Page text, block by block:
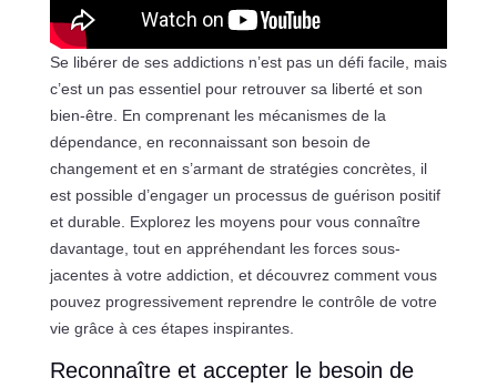
Se libérer de ses addictions n’est pas un défi facile, mais
c’est un pas essentiel pour retrouver sa liberté et son
bien-être. En comprenant les mécanismes de la
dépendance, en reconnaissant son besoin de
changement et en s’armant de stratégies concrètes, il
est possible d’engager un processus de guérison positif
et durable. Explorez les moyens pour vous connaître
davantage, tout en appréhendant les forces sous-
jacentes à votre addiction, et découvrez comment vous
pouvez progressivement reprendre le contrôle de votre
vie grâce à ces étapes inspirantes.
Reconnaître et accepter le besoin de